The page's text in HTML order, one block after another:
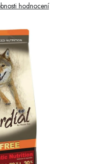
hodnocení